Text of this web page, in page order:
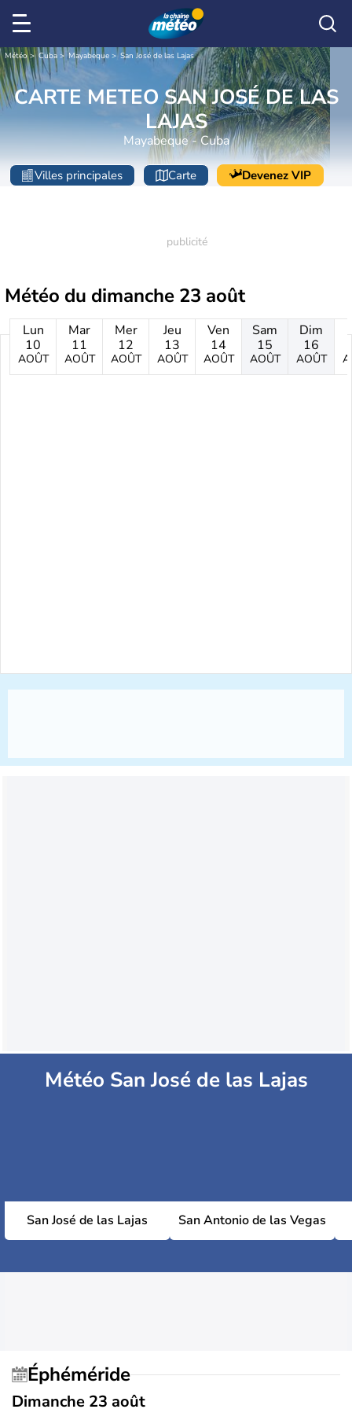
Météo Cuba Mayabeque San José de las Lajas
CARTE METEO SAN JOSÉ DE LAS
LAJAS
Mayabeque - Cuba
Villes principales Carte Devenez VIP
Météo du dimanche 23 août
Lun
10
AOÛT
Mar
11
AOÛT
Mer
12
AOÛT
Jeu
13
AOÛT
Ven
14
AOÛT
Sam
15
AOÛT
Dim
16
AOÛT
Météo San José de las Lajas
San José de las Lajas San Antonio de las Vegas
Éphéméride
Dimanche 23 août